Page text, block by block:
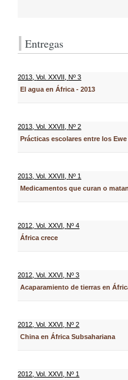
Entregas
2013 ,Vol. XXVII ,Nº 3
El agua en África - 2013
2013 ,Vol. XXVII ,Nº 2
Prácticas escolares entre los
2013 ,Vol. XXVII ,Nº 1
Medicamentos que curan o
2012 ,Vol. XXVI ,Nº 4
África crece
2012 ,Vol. XXVI ,Nº 3
Acaparamiento de tierras en
2012 ,Vol. XXVI ,Nº 2
China en África Subsahariana
2012 ,Vol. XXVI ,Nº 1